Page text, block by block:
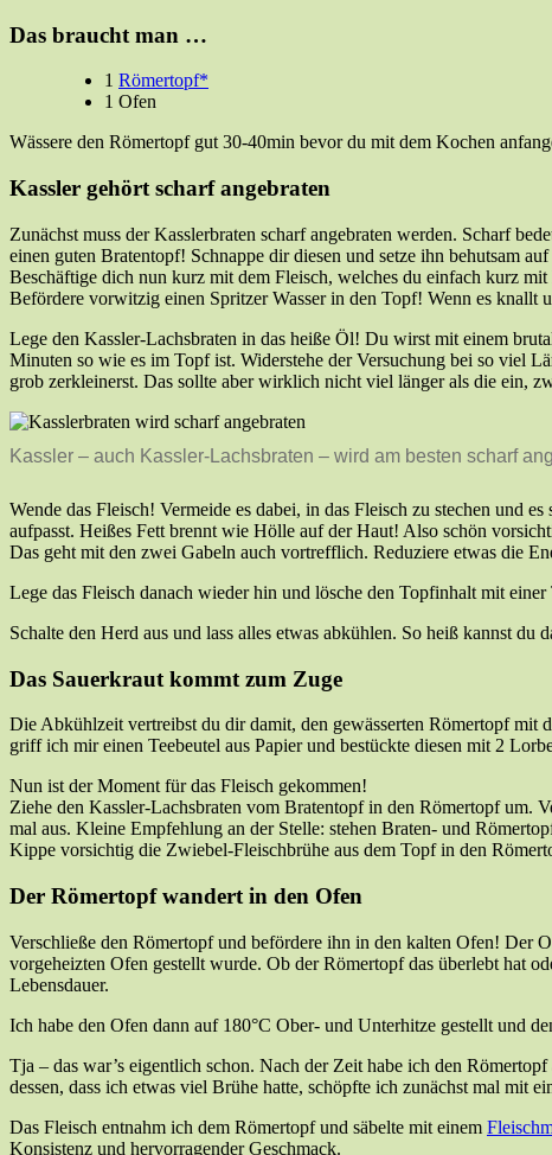
Das braucht man …
1 Römertopf
1 Ofen
Wässere den Römertopf gut 30-40min bevor du mit dem Kochen
Kassler gehört scharf angebraten
Zunächst muss der Kasslerbraten scharf angebraten werden. Scharf
einen guten Bratentopf! Schnappe dir diesen und setze ihn behutsam
Beschäftige dich nun kurz mit dem Fleisch, welches du einfach kurz
Befördere vorwitzig einen Spritzer Wasser in den Topf! Wenn es
Lege den Kassler-Lachsbraten in das heiße Öl! Du wirst mit einem
Minuten so wie es im Topf ist. Widerstehe der Versuchung bei so viel
grob zerkleinerst. Das sollte aber wirklich nicht viel länger als die ein,
Kassler – auch Kassler-Lachsbraten – wird am besten scharf
Wende das Fleisch! Vermeide es dabei, in das Fleisch zu stechen und
aufpasst. Heißes Fett brennt wie Hölle auf der Haut! Also schön
Das geht mit den zwei Gabeln auch vortrefflich. Reduziere etwas die
Lege das Fleisch danach wieder hin und lösche den Topfinhalt mit
Schalte den Herd aus und lass alles etwas abkühlen. So heiß kannst
Das Sauerkraut kommt zum Zuge
Die Abkühlzeit vertreibst du dir damit, den gewässerten Römertopf mit
griff ich mir einen Teebeutel aus Papier und bestückte diesen mit 2
Nun ist der Moment für das Fleisch gekommen!
Ziehe den Kassler-Lachsbraten vom Bratentopf in den Römertopf um.
mal aus. Kleine Empfehlung an der Stelle: stehen Braten- und
Kippe vorsichtig die Zwiebel-Fleischbrühe aus dem Topf in den
Der Römertopf wandert in den Ofen
Verschließe den Römertopf und befördere ihn in den kalten Ofen! Der
vorgeheizten Ofen gestellt wurde. Ob der Römertopf das überlebt hat
Lebensdauer.
Ich habe den Ofen dann auf 180°C Ober- und Unterhitze gestellt und
Tja – das war’s eigentlich schon. Nach der Zeit habe ich den
dessen, dass ich etwas viel Brühe hatte, schöpfte ich zunächst mal mit
Das Fleisch entnahm ich dem Römertopf und säbelte mit einem
Konsistenz und hervorragender Geschmack.